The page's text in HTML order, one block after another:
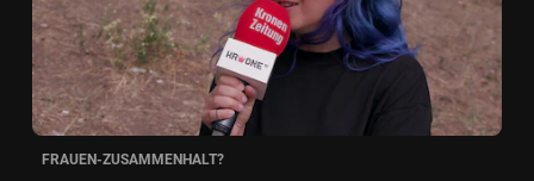
FRAUEN-ZUSAMMENHALT?